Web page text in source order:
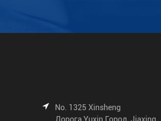
No. 1325 Xinsheng